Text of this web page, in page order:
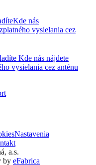
Kde nás
vysielania cez
Kde nás nájdete
vysielania cez anténu
Nastavenia
a.s.
by eFabrica